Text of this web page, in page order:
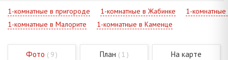
1-комнатные в пригороде 1-комнатные в Жабинке
1-
1-комнатные в Малорите
1-комнатные в Каменце
Фото ( 9 ) План ( 1 ) На карте